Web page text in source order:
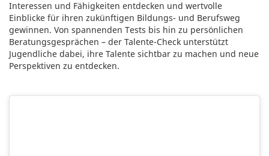
Interessen und Fähigkeiten entdecken und wertvolle
Einblicke für ihren zukünftigen Bildungs- und Berufsweg
gewinnen. Von spannenden Tests bis hin zu persönlichen
Beratungsgesprächen – der Talente-Check unterstützt
Jugendliche dabei, ihre Talente sichtbar zu machen und neue
Perspektiven zu entdecken.